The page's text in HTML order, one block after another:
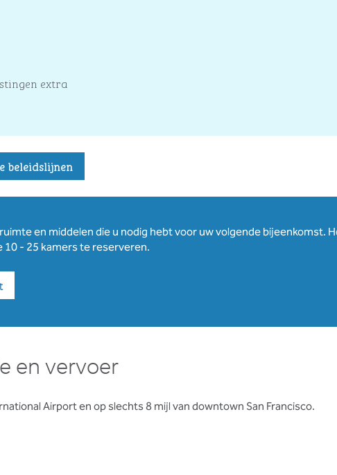
extra
beleidslijnen
en middelen die u nodig hebt voor uw volgende bijeenkomst.
10 - 25 kamers te reserveren.
en vervoer
Airport en op slechts 8 mijl van downtown San Francisco.